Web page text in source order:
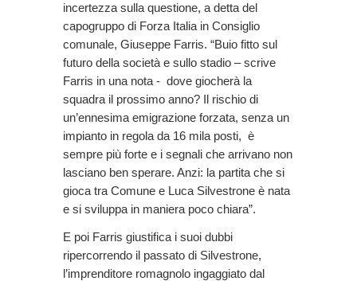
incertezza sulla questione, a detta del
capogruppo di Forza Italia in Consiglio
comunale, Giuseppe Farris. “Buio fitto sul
futuro della società e sullo stadio – scrive
Farris in una nota - dove giocherà la
squadra il prossimo anno? Il rischio di
un’ennesima emigrazione forzata, senza un
impianto in regola da 16 mila posti, è
sempre più forte e i segnali che arrivano non
lasciano ben sperare. Anzi: la partita che si
gioca tra Comune e Luca Silvestrone è nata
e si sviluppa in maniera poco chiara”.
E poi Farris giustifica i suoi dubbi
ripercorrendo il passato di Silvestrone,
l’imprenditore romagnolo ingaggiato dal